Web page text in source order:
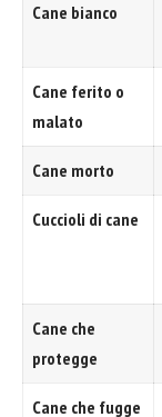
Cane bianco
Cane ferito o
malato
Cane morto
Cuccioli di cane
Cane che
protegge
Cane che fugge